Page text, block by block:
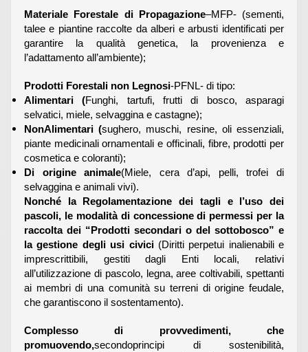
Materiale Forestale di Propagazione–MFP- (sementi,
talee e piantine raccolte da alberi e arbusti identificati per
garantire la qualità genetica, la provenienza e
l’adattamento all’ambiente);
Prodotti Forestali non Legnosi-PFNL- di tipo:
Alimentari (Funghi, tartufi, frutti di bosco, asparagi
selvatici, miele, selvaggina e castagne);
NonAlimentari (sughero, muschi, resine, oli essenziali,
piante medicinali ornamentali e officinali, fibre, prodotti per
cosmetica e coloranti);
Di origine animale(Miele, cera d’api, pelli, trofei di
selvaggina e animali vivi).
Nonché la Regolamentazione dei tagli e l’uso dei
pascoli, le modalità di concessione di permessi per la
raccolta dei “Prodotti secondari o del sottobosco” e
la gestione degli usi civici(Diritti perpetui inalienabili e
imprescrittibili, gestiti dagli Enti locali, relativi
all’utilizzazione di pascolo, legna, aree coltivabili, spettanti
ai membri di una comunità su terreni di origine feudale,
che garantiscono il sostentamento).
Complesso di provvedimenti, che
promuovendo,secondoprincipi di sostenibilità,